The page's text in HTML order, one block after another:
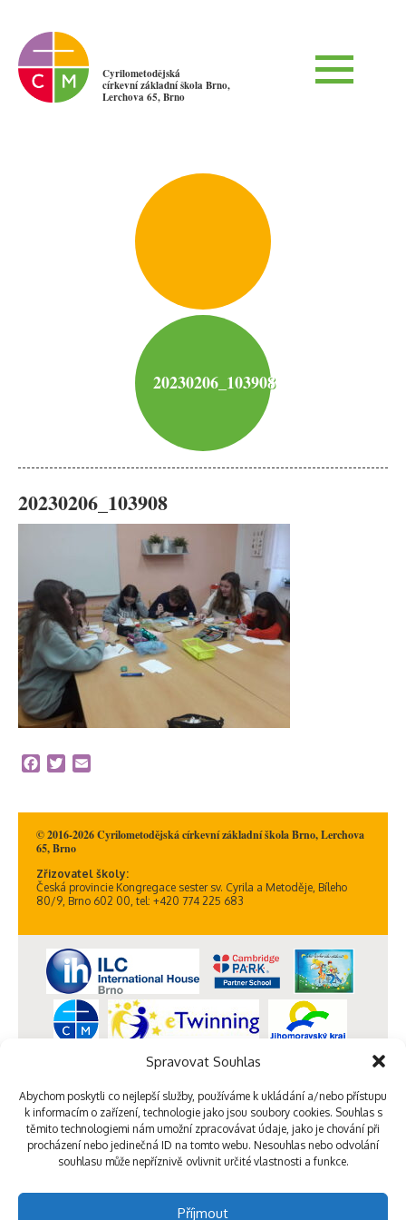
Spravovat Souhlas
Abychom poskytli co nejlepší služby, používáme k ukládání a/nebo přístupu
k informacím o zařízení, technologie jako jsou soubory cookies. Souhlas s
těmito technologiemi nám umožní zpracovávat údaje, jako je chování při
procházení nebo jedinečná ID na tomto webu. Nesouhlas nebo odvolání
souhlasu může nepříznivě ovlivnit určité vlastnosti a funkce.
Příjmout
Cyrilometodějská
církevní základní škola Brno,
Lerchova 65, Brno
20230206_103908
20230206_103908
Facebook
Twitter
© 2016-2026 Cyrilometodějská církevní základní škola Brno, Lerchova
65, Brno
Zřizovatel školy:
Česká provincie Kongregace sester sv. Cyrila a Metoděje, Bíleho
80/9, Brno 602 00, tel: +420 774 225 683